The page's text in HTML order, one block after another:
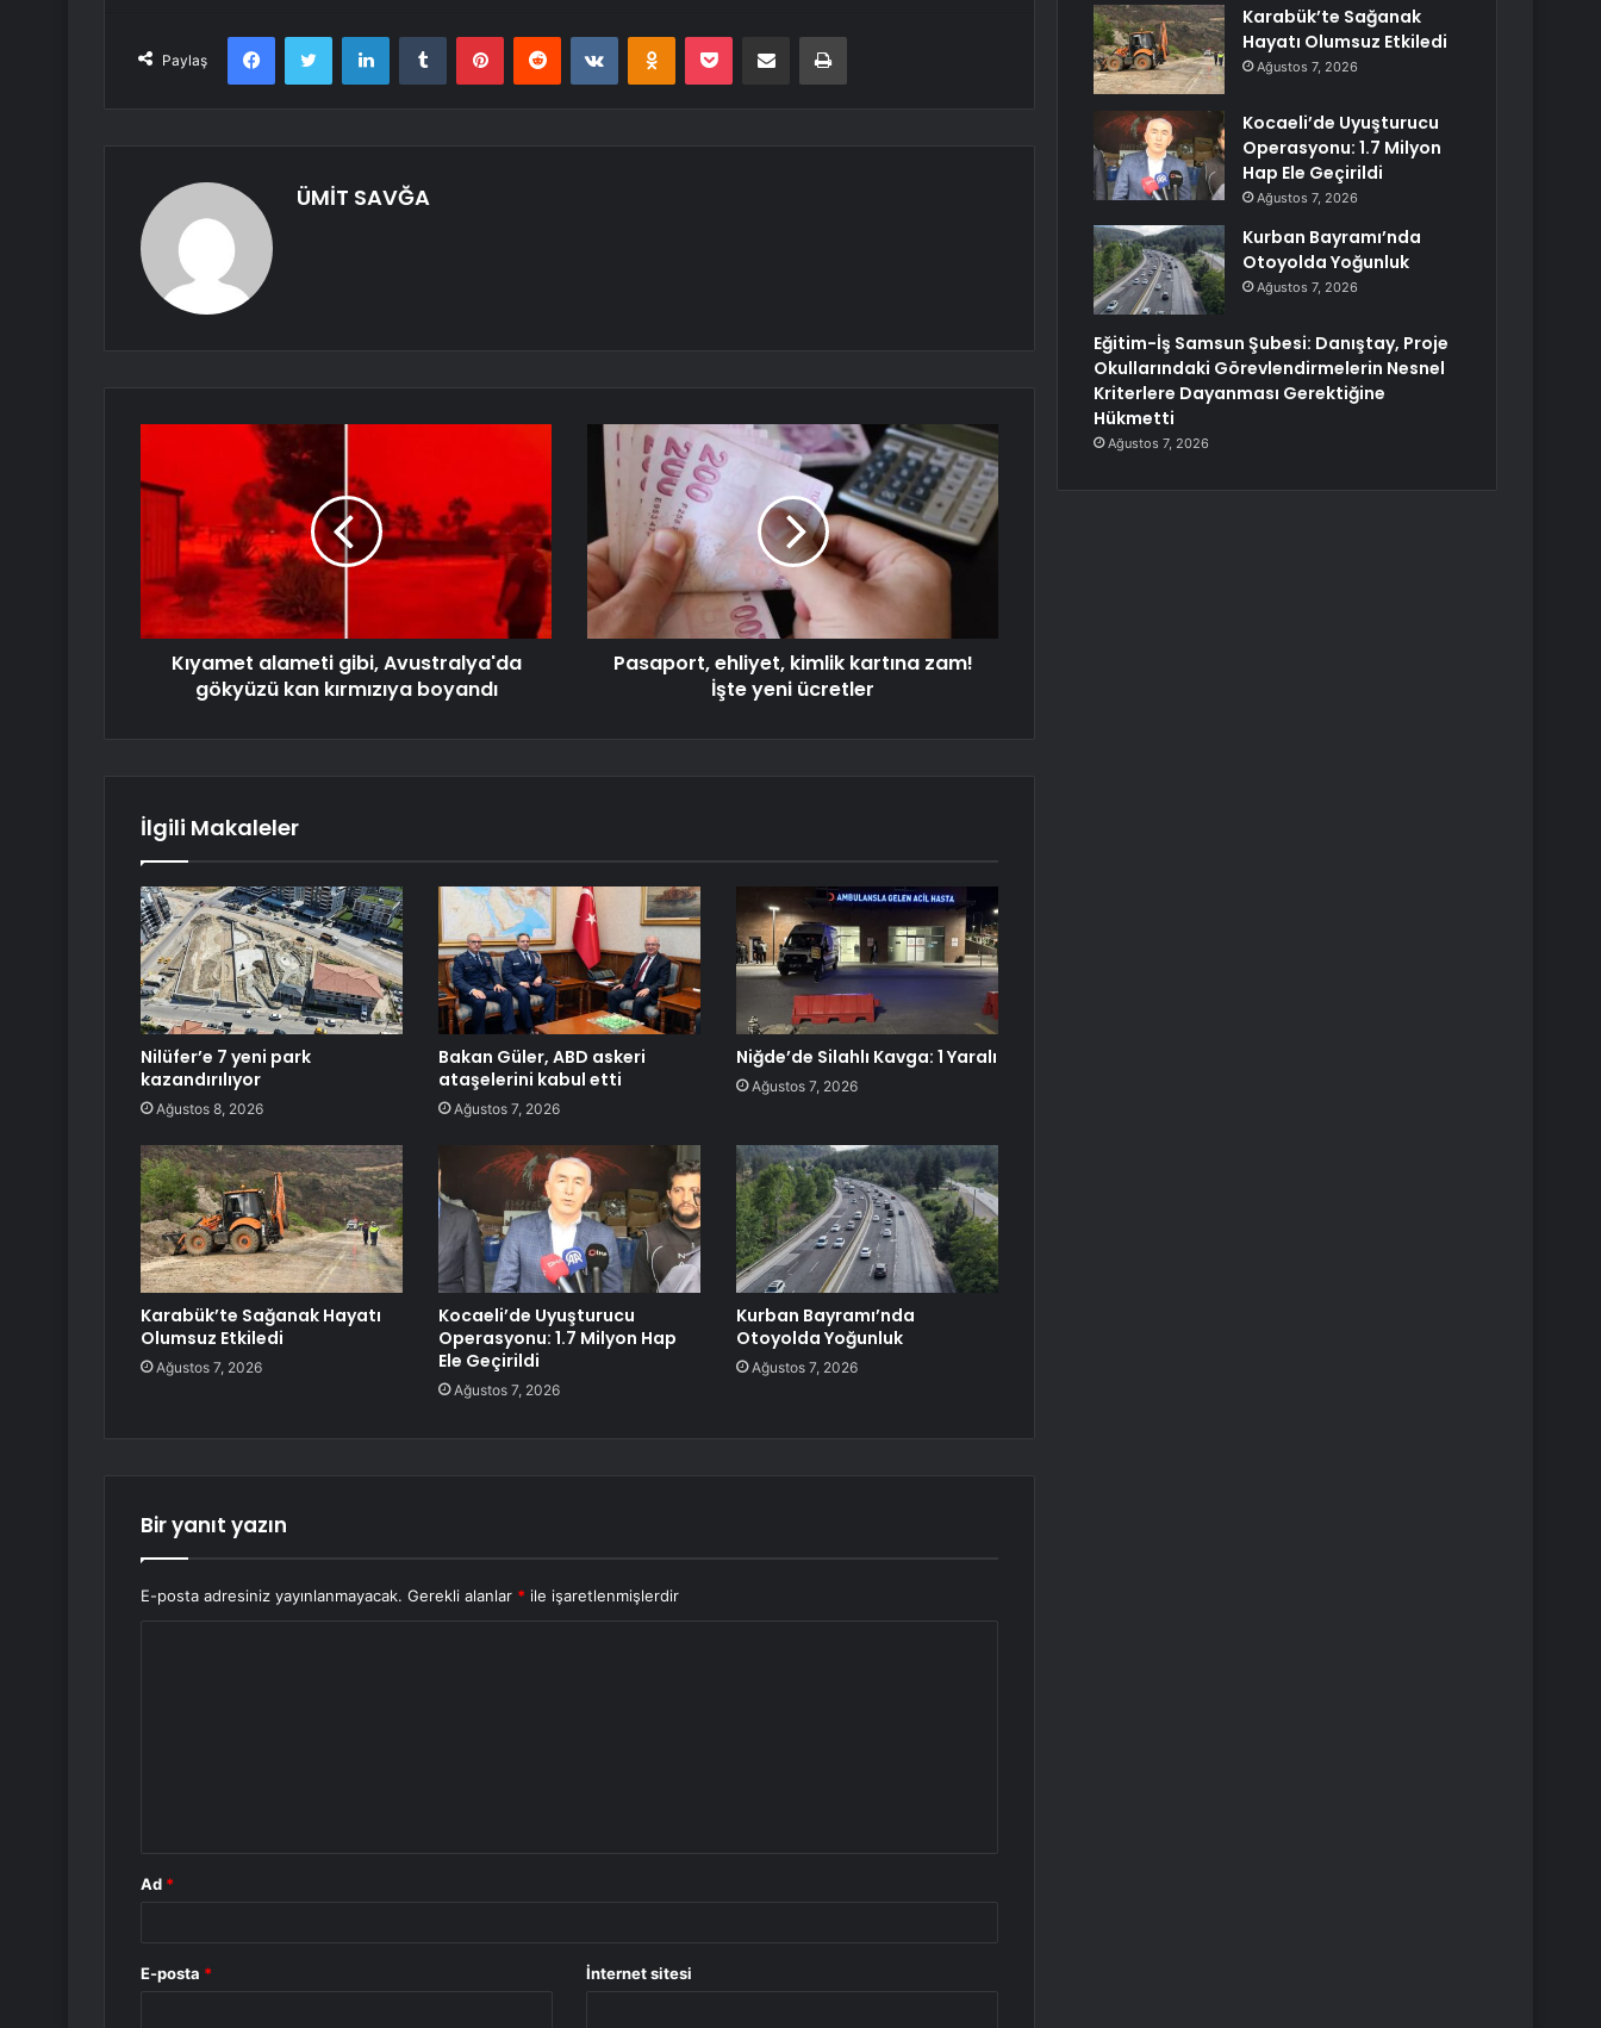
Paylaş
FacebookTwitter LinkedInTumblr PinterestReddit VKontakteOdnoklassniki
Pocket E-Posta ile paylaş Yazdır
ÜMİT SAVĞA
Kıyamet alameti gibi, Avustralya'da
gökyüzü kan kırmızıya boyandı
Pasaport, ehliyet, kimlik kartına zam!
İşte yeni ücretler
İlgili Makaleler
Nilüfer’e 7 yeni park
kazandırılıyor
Ağustos 8, 2026
Bakan Güler, ABD askeri
ataşelerini kabul etti
Ağustos 7, 2026
Niğde’de Silahlı Kavga: 1 Yaralı
Ağustos 7, 2026
Karabük’te Sağanak Hayatı
Olumsuz Etkiledi
Ağustos 7, 2026
Kocaeli’de Uyuşturucu
Operasyonu: 1.7 Milyon Hap
Ele Geçirildi
Ağustos 7, 2026
Kurban Bayramı’nda
Otoyolda Yoğunluk
Ağustos 7, 2026
Bir yanıt yazın
E-posta adresiniz yayınlanmayacak. Gerekli alanlar * ile işaretlenmişlerdir
Ad *
E-posta * İnternet sitesi
Karabük’te Sağanak
Hayatı Olumsuz Etkiledi
Ağustos 7, 2026
Kocaeli’de Uyuşturucu
Operasyonu: 1.7 Milyon
Hap Ele Geçirildi
Ağustos 7, 2026
Kurban Bayramı’nda
Otoyolda Yoğunluk
Ağustos 7, 2026
Eğitim-İş Samsun Şubesi: Danıştay, Proje
Okullarındaki Görevlendirmelerin Nesnel
Kriterlere Dayanması Gerektiğine
Hükmetti
Ağustos 7, 2026